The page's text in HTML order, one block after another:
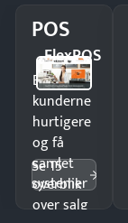
POS
FlexPOS
Ekspedér
kunderne
hurtigere
og få
samlet
overblik
over salg
Se 15
systemer